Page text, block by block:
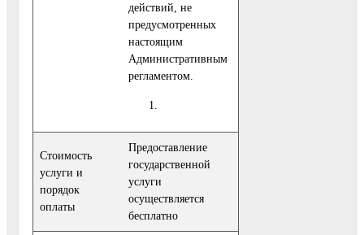
действий, не
предусмотренных
настоящим
Административным
регламентом.
Стоимость
услуги и
порядок
оплаты
Предоставление
государственной
услуги
осуществляется
бесплатно